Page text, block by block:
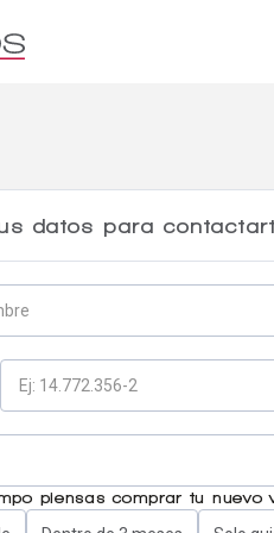
datos para
piensas comprar tu nuevo